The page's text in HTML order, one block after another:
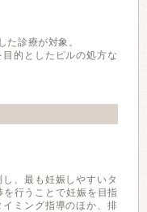
た診療が対象。
的としたピルの処方な
、最も妊娠しやすいタ
行うことで妊娠を目指
ミング指導のほか、排